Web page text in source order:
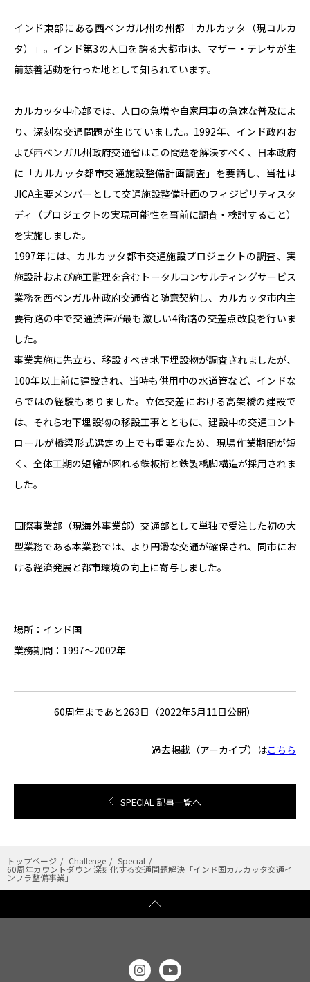
インド東部にある西ベンガル州の州都「カルカッタ（現コルカ
タ）」。インド第3の人口を誇る大都市は、マザー・テレサが生
前慈善活動を行った地として知られています。
カルカッタ中心部では、人口の急増や自家用車の急速な普及によ
り、深刻な交通問題が生じていました。 1992年、インド政府お
よび西ベンガル州政府交通省はこの問題を解決すべく、日本政府
に「カルカッタ都市交通施設整備計画調査」を要請し、当社は
JICA主要メンバーとして交通施設整備計画のフィジビリティスタ
ディ（プロジェクトの実現可能性を事前に調査・検討すること）
を実施しました。
1997年には、カルカッタ都市交通施設プロジェクトの調査、実
施設計および施工監理を含むトータルコンサルティングサービス
業務を西ベンガル州政府交通省と随意契約し、カルカッタ市内主
要街路の中で交通渋滞が最も激しい4街路の交差点改良を行いま
した。
事業実施に先立ち、移設すべき地下埋設物が調査されましたが、
100年以上前に建設され、当時も供用中の水道管など、インドな
らではの経験もありました。立体交差における高架橋の建設で
は、それら地下埋設物の移設工事とともに、建設中の交通コント
ロールが橋梁形式選定の上でも重要なため、現場作業期間が短
く、全体工期の短縮が図れる鉄板桁と鉄製橋脚構造が採用されま
した。
国際事業部（現海外事業部）交通部として単独で受注した初の大
型業務である本業務では、より円滑な交通が確保され、同市にお
ける経済発展と都市環境の向上に寄与しました。
場所：インド国
業務期間：1997～2002年
60周年まであと263日（2022年5月11日公開）
過去掲載（アーカイブ）はこちら
SPECIAL 記事一覧へ
トップページ Challenge Special
60周年カウントダウン 深刻化する交通問題解決「インド国カルカッタ交通イ
ンフラ整備事業」